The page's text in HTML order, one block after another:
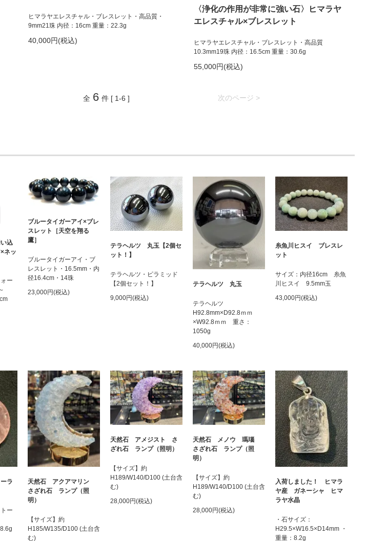
ヒマラヤエレスチャル・ブレスレット・高品質・
9mm21珠 内径：16cm 重量：22.3g
40,000円(税込)
〈浄化の作用が非常に強い石〉ヒマラヤ
エレスチャル×ブレスレット
ヒマラヤエレスチャル・ブレスレット・高品質
10.3mm19珠 内径：16.5cm 重量：30.6g
55,000円(税込)
次のページ >
全 6 件 [ 1-6 ]
込
ネッ
ー
ブルータイガーアイ×ブレ
スレット［天空を翔る
鷹］
ブルータイガーアイ・ブ
レスレット・16.5mm・内
径16.4cm・14珠
23,000円(税込)
テラヘルツ 丸玉【2個セ
ット！】
テラヘルツ・ピラミッド
【2個セット！】
9,000円(税込)
テラヘルツ 丸玉
テラヘルツ
H92.8mm×D92.8ｍｍ
×W92.8ｍｍ 重さ：
1050g
40,000円(税込)
糸魚川ヒスイ ブレスレ
ット
サイズ：内径16cm 糸魚
川ヒスイ 9.5mm玉
43,000円(税込)
ラ
ー
天然石 アクアマリン
さざれ石 ランプ（照
明）
【サイズ】約
H185/W135/D100 (土台含
む)
天然石 アメジスト さ
ざれ石 ランプ（照明）
【サイズ】約
H189/W140/D100 (土台含
む)
28,000円(税込)
天然石 メノウ 瑪瑙
さざれ石 ランプ（照
明）
【サイズ】約
H189/W140/D100 (土台含
む)
28,000円(税込)
入荷しました！ ヒマラ
ヤ産 ガネーシャ ヒマ
ラヤ水晶
・石サイズ：
H29.5×W16.5×D14mm ・
重量：8.2g